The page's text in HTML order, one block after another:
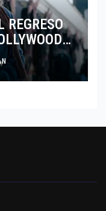
REGRESO
CINE